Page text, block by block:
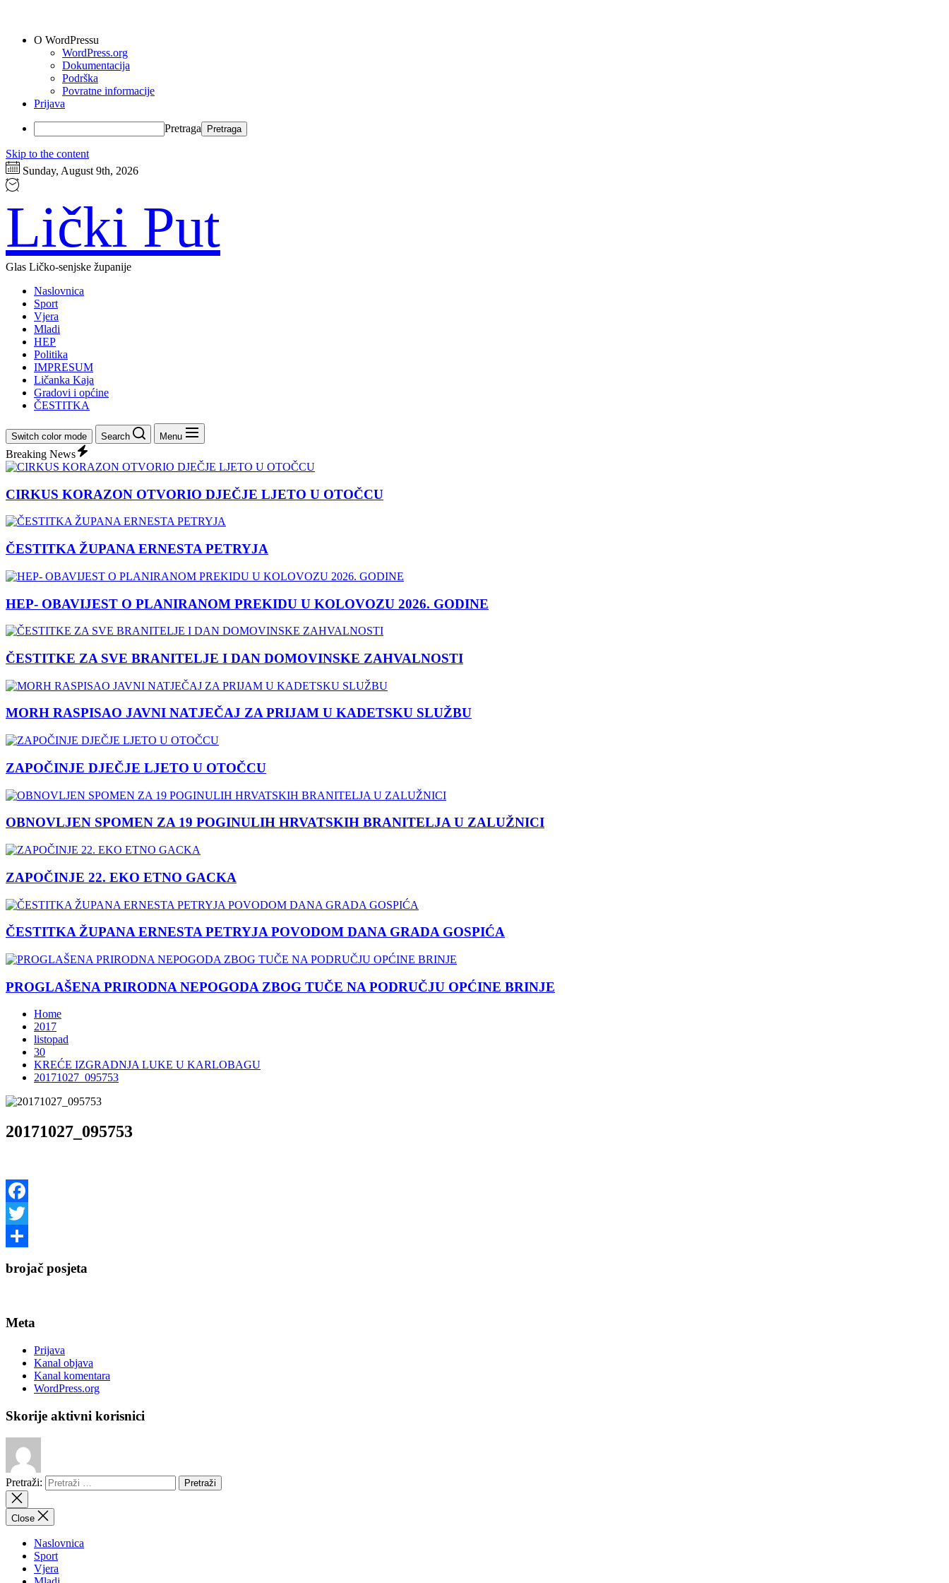
O WordPressu
WordPress.org
Dokumentacija
Podrška
Povratne informacije
Prijava
Pretraga
Skip to the content
Sunday, August 9th, 2026
Lički Put
Glas Ličko-senjske županije
Naslovnica
Sport
Vjera
Mladi
HEP
Politika
IMPRESUM
Ličanka Kaja
Gradovi i općine
ČESTITKA
Switch color mode Search Menu
Breaking News
CIRKUS KORAZON OTVORIO DJEČJE LJETO U OTOČCU
ČESTITKA ŽUPANA ERNESTA PETRYJA
HEP- OBAVIJEST O PLANIRANOM PREKIDU U KOLOVOZU 2026. GODINE
ČESTITKE ZA SVE BRANITELJE I DAN DOMOVINSKE ZAHVALNOSTI
MORH RASPISAO JAVNI NATJEČAJ ZA PRIJAM U KADETSKU SLUŽBU
ZAPOČINJE DJEČJE LJETO U OTOČCU
OBNOVLJEN SPOMEN ZA 19 POGINULIH HRVATSKIH BRANITELJA U ZALUŽNICI
ZAPOČINJE 22. EKO ETNO GACKA
ČESTITKA ŽUPANA ERNESTA PETRYJA POVODOM DANA GRADA GOSPIĆA
PROGLAŠENA PRIRODNA NEPOGODA ZBOG TUČE NA PODRUČJU OPĆINE BRINJE
Home
2017
listopad
30
KREĆE IZGRADNJA LUKE U KARLOBAGU
20171027_095753
20171027_095753
Facebook
Twitter
brojač posjeta
Meta
Prijava
Kanal objava
Kanal komentara
WordPress.org
Skorije aktivni korisnici
Pretraži:
Close
Naslovnica
Sport
Vjera